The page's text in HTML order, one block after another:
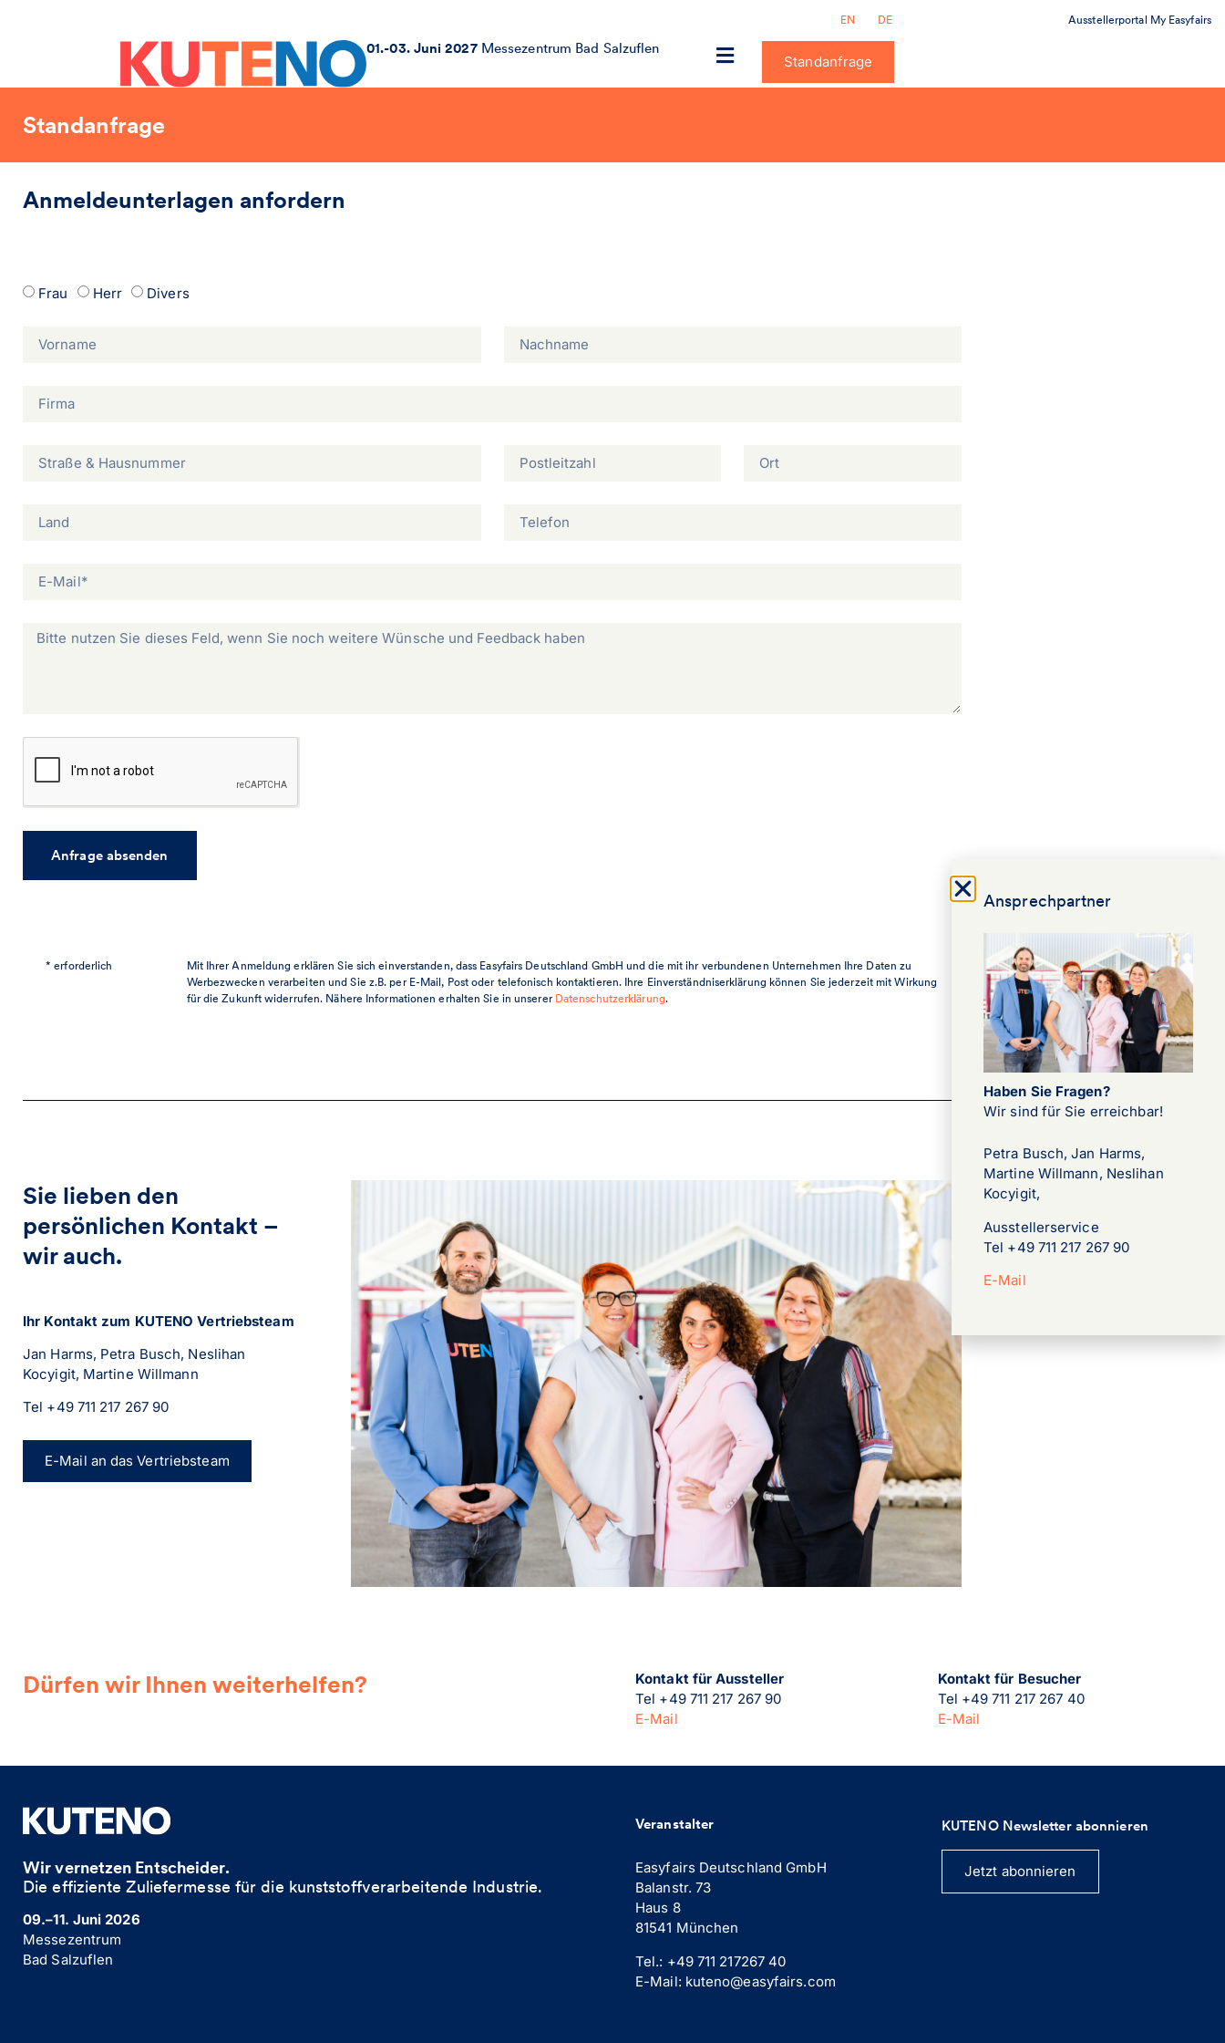
EN DE Ausstellerportal My Easyfairs
01.-03. Juni 2027Messezentrum Bad Salzuflen
Standanfrage
Standanfrage
Anmeldeunterlagen anfordern
Frau Herr Divers
Anfrage absenden
* erforderlich
Mit Ihrer Anmeldung erklären Sie sich einverstanden, dass Easyfairs Deutschland GmbH und die mit ihr verbundenen Unternehmen Ihre Daten zu
Werbezwecken verarbeiten und Sie z.B. per E-Mail, Post oder telefonisch kontaktieren. Ihre Einverständniserklärung können Sie jederzeit mit Wirkung
für die Zukunft widerrufen. Nähere Informationen erhalten Sie in unserer Datenschutzerklärung.
Sie lieben den
persönlichen Kontakt –
wir auch.​
Ihr Kontakt zum KUTENO Vertriebsteam
Jan Harms, Petra Busch, Neslihan
Kocyigit, Martine Willmann
Tel +49 711 217 267 90
E-Mail an das Vertriebsteam
Dürfen wir Ihnen weiterhelfen?
Kontakt für Aussteller
Tel +49 711 217 267 90
E-Mail
Kontakt für Besucher
Tel +49 711 217 267 40
E-Mail
Wir vernetzen Entscheider.
Die effiziente Zuliefermesse für die kunststoffverarbeitende Industrie. ​
09.–11. Juni 2026
Messezentrum
Bad Salzuflen
Veranstalter
Easyfairs Deutschland GmbH
Balanstr. 73
Haus 8
81541 München
Tel.: +49 711 217267 40
E-Mail: kuteno@easyfairs.com
KUTENO Newsletter abonnieren
Jetzt abonnieren
Ansprechpartner
Haben Sie Fragen?
Wir sind für Sie erreichbar!​​
Petra Busch, Jan Harms,
Martine Willmann, Neslihan
Kocyigit,
Ausstellerservice
Tel +49 711 217 267 90
E-Mail